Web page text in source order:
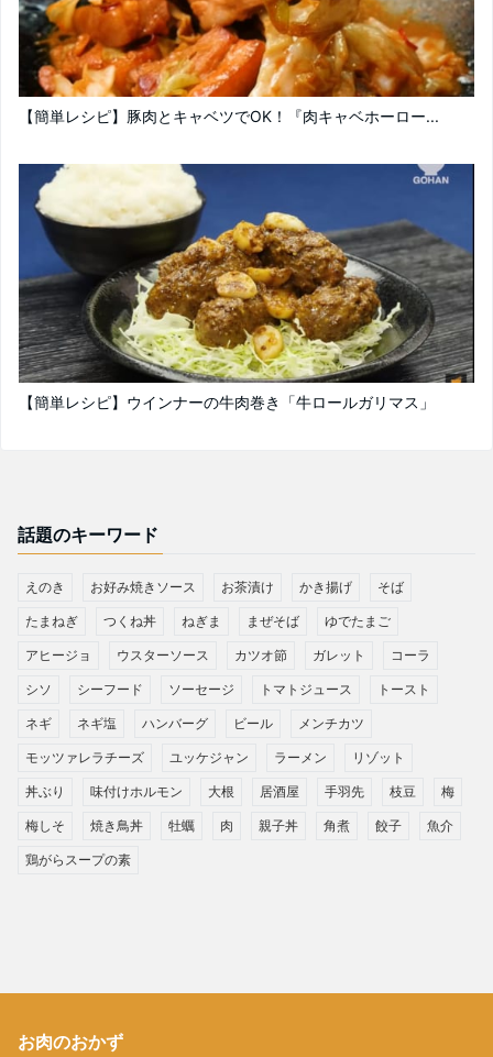
【簡単レシピ】豚肉とキャベツでOK！『肉キャベホーロー...
【簡単レシピ】ウインナーの牛肉巻き「牛ロールガリマス」
話題のキーワード
えのき お好み焼きソース お茶漬け かき揚げ そば
たまねぎ つくね丼 ねぎま まぜそば ゆでたまご
アヒージョ ウスターソース カツオ節 ガレット コーラ
シソ シーフード ソーセージ トマトジュース トースト
ネギ ネギ塩 ハンバーグ ビール メンチカツ
モッツァレラチーズ ユッケジャン ラーメン リゾット
丼ぶり 味付けホルモン 大根 居酒屋 手羽先 枝豆 梅
梅しそ 焼き鳥丼 牡蠣 肉 親子丼 角煮 餃子 魚介
鶏がらスープの素
お肉のおかず